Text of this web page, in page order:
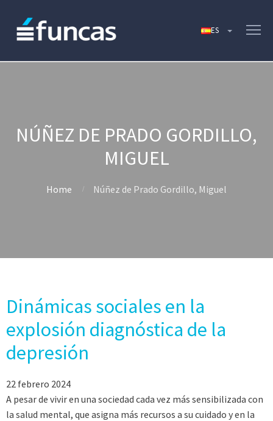
NÚÑEZ DE PRADO GORDILLO,
MIGUEL
Home Núñez de Prado Gordillo, Miguel
Dinámicas sociales en la
explosión diagnóstica de la
depresión
22 febrero 2024
A pesar de vivir en una sociedad cada vez más sensibilizada con
la salud mental, que asigna más recursos a su cuidado y en la